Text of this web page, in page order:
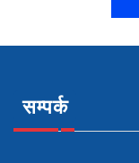
सम्पर्क